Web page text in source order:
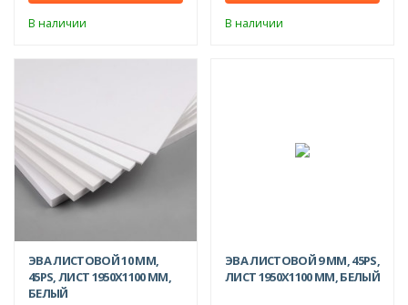
В наличии В наличии
ЭВА ЛИСТОВОЙ 10 ММ,
45PS, ЛИСТ 1950Х1100 ММ,
БЕЛЫЙ
ЭВА ЛИСТОВОЙ 9 ММ, 45PS,
ЛИСТ 1950Х1100 ММ, БЕЛЫЙ